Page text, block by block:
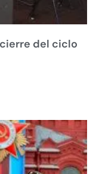
del ciclo